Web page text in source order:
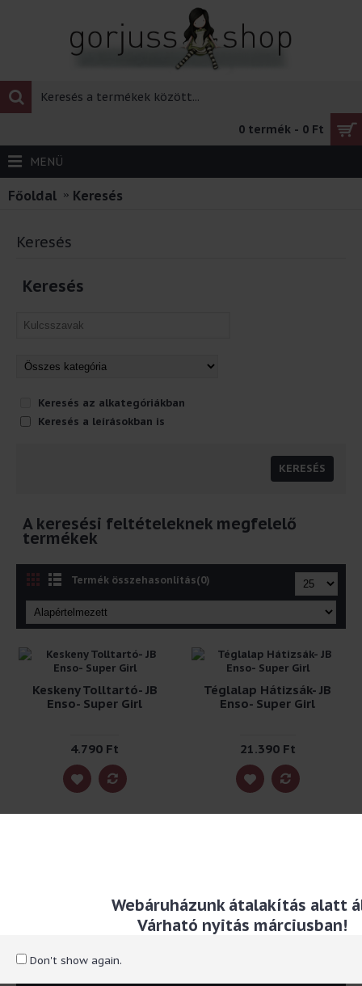
Webáruházunk átalakítás alatt
Várható nyitás márciusban!
Don't show again.
0 termék - 0 Ft
MENÜ
Főoldal Keresés
Keresés
Keresés
Keresés az alkategóriákban
Keresés a leírásokban is
A keresési feltételeknek megfelelő
termékek
Termék összehasonlítás(0)
Keskeny Tolltartó- JB
Enso- Super Girl
4.790 Ft
Téglalap Hátizsák- JB
Enso- Super Girl
21.390 Ft